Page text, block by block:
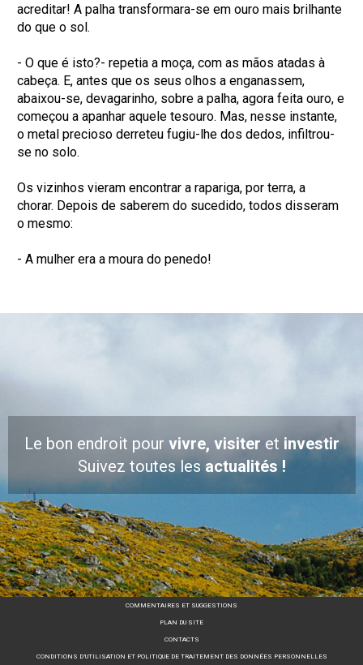
acreditar! A palha transformara-se em ouro mais brilhante
do que o sol.
- O que é isto?- repetia a moça, com as mãos atadas à
cabeça. E, antes que os seus olhos a enganassem,
abaixou-se, devagarinho, sobre a palha, agora feita ouro, e
começou a apanhar aquele tesouro. Mas, nesse instante,
o metal precioso derreteu fugiu-lhe dos dedos, infiltrou-
se no solo.
Os vizinhos vieram encontrar a rapariga, por terra, a
chorar. Depois de saberem do sucedido, todos disseram
o mesmo:
- A mulher era a moura do penedo!
Le bon endroit pour vivre, visiter et investir
Suivez toutes lesactualités !
COMMENTAIRES ET SUGGESTIONS
PLAN DU SITE
CONTACTS
CONDITIONS D’UTILISATION ET POLITIQUE DE TRAITEMENT DES DONNÉES PERSONNELLES